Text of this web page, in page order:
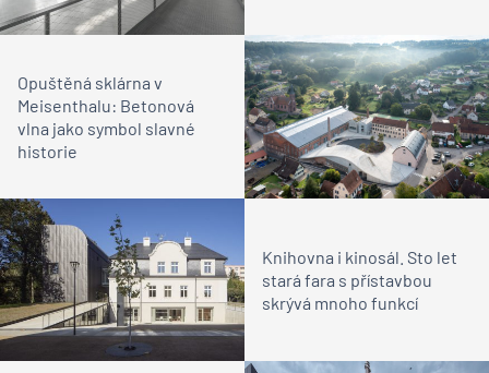
Opuštěná sklárna v
Meisenthalu: Betonová
vlna jako symbol slavné
historie
Knihovna i kinosál. Sto let
stará fara s přístavbou
skrývá mnoho funkcí